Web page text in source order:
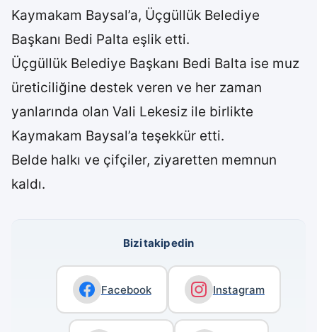
Kaymakam Baysal’a, Üçgüllük Belediye
Başkanı Bedi Palta eşlik etti.
Üçgüllük Belediye Başkanı Bedi Balta ise muz
üreticiliğine destek veren ve her zaman
yanlarında olan Vali Lekesiz ile birlikte
Kaymakam Baysal’a teşekkür etti.
Belde halkı ve çifçiler, ziyaretten memnun
kaldı.
Bizi takip edin
Facebook Instagram